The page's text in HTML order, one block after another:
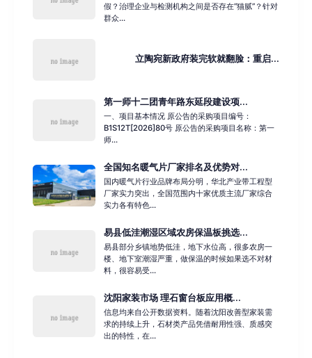
假？治理企业与检测机构之间是否存在“猫腻”？针对
群众...
立陶宛新政府装完软就翻脸：重启...
第一师十二团青年路东延段建设项...
一、项目基本情况 原公告的采购项目编号：
B1S12T[2026]80号 原公告的采购项目名称：第一
师...
全国知名暖气片厂家排名及优势对...
国内暖气片行业品牌布局分明，华北产业带工程型
厂家实力突出，全国范围内十家优质主流厂家综合
实力各有特色...
易县低洼潮湿区域农房保温板挑选...
易县部分乡镇地势低洼，地下水位高，很多农房一
楼、地下室潮湿严重，做保温的时候如果选不对材
料，很容易受...
沈阳家装市场 理石窗台板应用概...
信息均来自公开数据资料。随着沈阳改善型家装需
求的持续上升，石材类产品凭借耐用性强、质感突
出的特性，在...